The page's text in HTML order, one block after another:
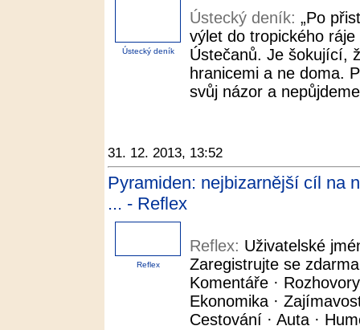
Ústecký deník
Ústecký deník: „Po
výlet do tropického
Ústečanů. Je šokující,
hranicemi a ne doma.
svůj názor a
31. 12. 2013, 13:52
Pyramiden: nejbizarnější cíl na
... - Reflex
Reflex
Reflex: Uživatelské
Zaregistrujte se
Komentáře ·
Ekonomika ·
Cestování · Auta ·